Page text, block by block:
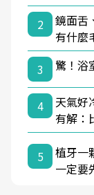
2
鏡面舌
有什麼
3
驚！浴
4
天氣好
有解：
5
植牙一
一定要